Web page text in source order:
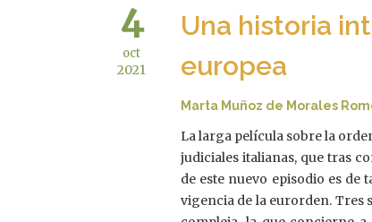
Una historia
europea
Marta Muñoz de Morales
La larga película sobre la
judiciales italianas, que tras
de este nuevo episodio es
vigencia de la eurorden. Tres
4
oct
2021